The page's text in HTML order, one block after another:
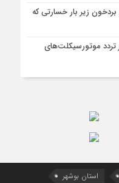
زیر بار خسارتی که
موتورسیکلت‌های
استان بوشهر